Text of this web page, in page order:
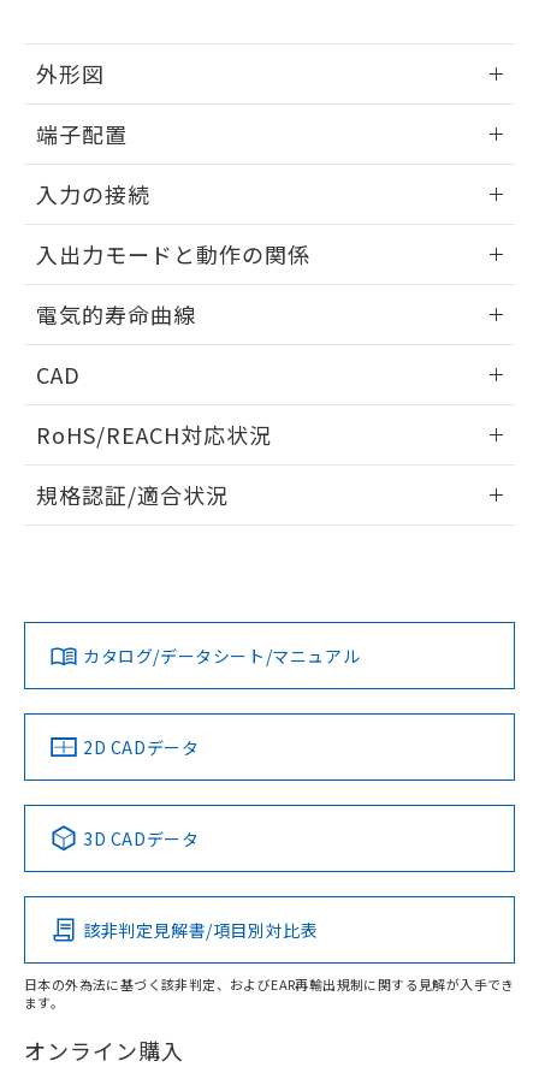
外形図
端子配置
入力の接続
無電圧入力:
入出力モードと動作の関係
入出力モードと動作の関係（タコメータ）
電気的寿命曲線
CAD
ドすることができます。
ログイン/会員登録
ダウンロードデータをご利用いただく前に、以下を必ずお読
みください。
ソフトウェアの使用条件
RoHS/REACH対応状況
EU RoHS 注意事項・凡例
対応済み
中国 RoHS 注意事項・凡例
Pb Hg Cd Cr(VI)
O
在庫等で未対応品が混在する可能性があります。
規格認証/適合状況
LR型式承認
（イギリス
船舶規格）
DNV型式承認
（ノルウェー
BV型式承認
（フランス
KR型式
（韓国
No No No No
この製品の規格認証/適合状況ページへ
その他の認証はこちらのページからご検索ください
カタログ/データシート/マニュアル
2D CADデータ
3D CADデータ
該非判定見解書/項目別対比表
日本の外為法に基づく該非判定、およびEAR再輸出規制に関する見解が入手でき
ます。
オンライン購入
す。